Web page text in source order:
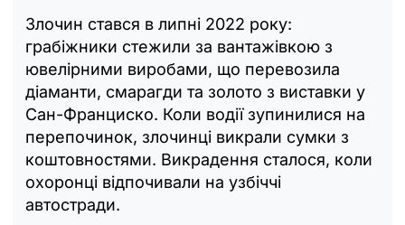
Злочин стався в липні 2022 року:
грабіжники стежили за вантажівкою з
ювелірними виробами, що перевозила
діаманти, смарагди та золото з виставки у
Сан-Франциско. Коли водії зупинилися на
перепочинок, злочинці викрали сумки з
коштовностями. Викрадення сталося, коли
охоронці відпочивали на узбіччі
автостради.